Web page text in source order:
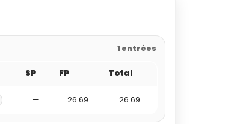
1 entrées
SP FP Total
— 26.69 26.69